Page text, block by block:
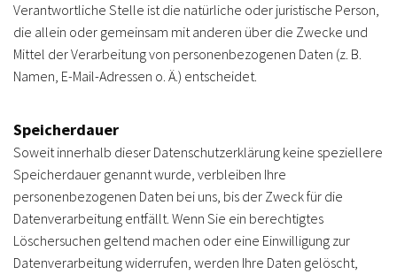
Verantwortliche Stelle ist die natürliche oder juristische Person,
die allein oder gemeinsam mit anderen über die Zwecke und
Mittel der Verarbeitung von personenbezogenen Daten (z. B.
Namen, E-Mail-Adressen o. Ä.) entscheidet.
Speicherdauer
Soweit innerhalb dieser Datenschutzerklärung keine speziellere
Speicherdauer genannt wurde, verbleiben Ihre
personenbezogenen Daten bei uns, bis der Zweck für die
Datenverarbeitung entfällt. Wenn Sie ein berechtigtes
Löschersuchen geltend machen oder eine Einwilligung zur
Datenverarbeitung widerrufen, werden Ihre Daten gelöscht,